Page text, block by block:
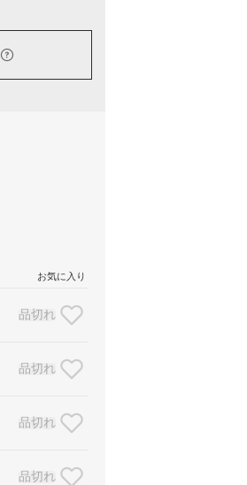
お気に入り
品切れ
品切れ
品切れ
品切れ